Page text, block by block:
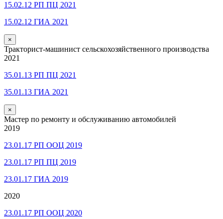
15.02.12 РП ПЦ 2021
15.02.12 ГИА 2021
×
Тракторист-машинист сельскохозяйственного производства
2021
35.01.13 РП ПЦ 2021
35.01.13 ГИА 2021
×
Мастер по ремонту и обслуживанию автомобилей
2019
23.01.17 РП ООЦ 2019
23.01.17 РП ПЦ 2019
23.01.17 ГИА 2019
2020
23.01.17 РП ООЦ 2020